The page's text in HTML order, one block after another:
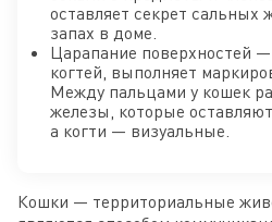
оставляет секрет сальных
запах в доме.
Царапание поверхностей
когтей, выполняет
Между пальцами у кошек
железы, которые
а когти — визуальные.
Кошки — территориальные